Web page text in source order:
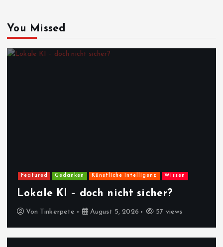
You Missed
Featured Gedanken Künstliche Intelligenz Wissen
Lokale KI – doch nicht sicher?
Von Tinkerpete August 5, 2026 57 views